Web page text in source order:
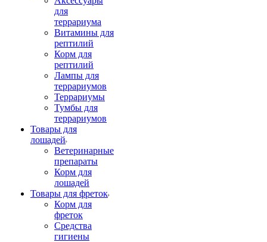
для
террариума
Витамины для
рептилий
Корм для
рептилий
Лампы для
террариумов
Террариумы
Тумбы для
террариумов
Товары для
лошадей
Ветеринарные
препараты
Корм для
лошадей
Товары для фреток
Корм для
фреток
Средства
гигиены